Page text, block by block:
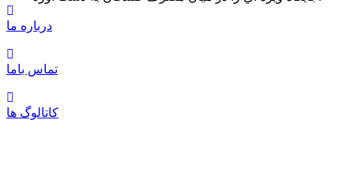
درباره ما
تماس باما
کاتالوگ ها